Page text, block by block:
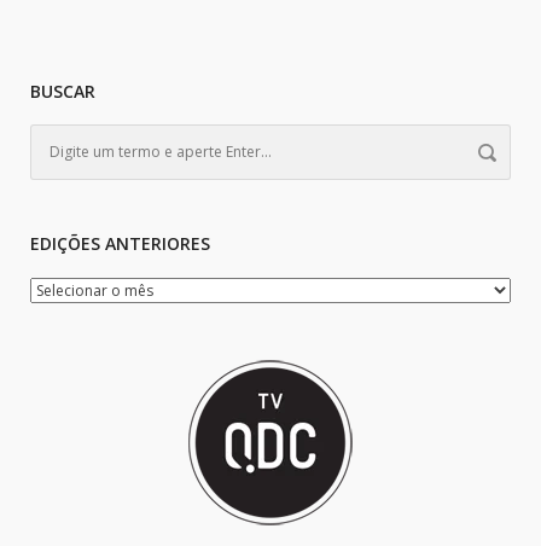
BUSCAR
EDIÇÕES ANTERIORES